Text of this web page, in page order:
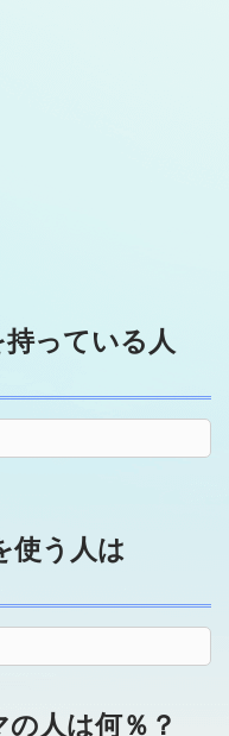
っている人
使う人は
人は何％？